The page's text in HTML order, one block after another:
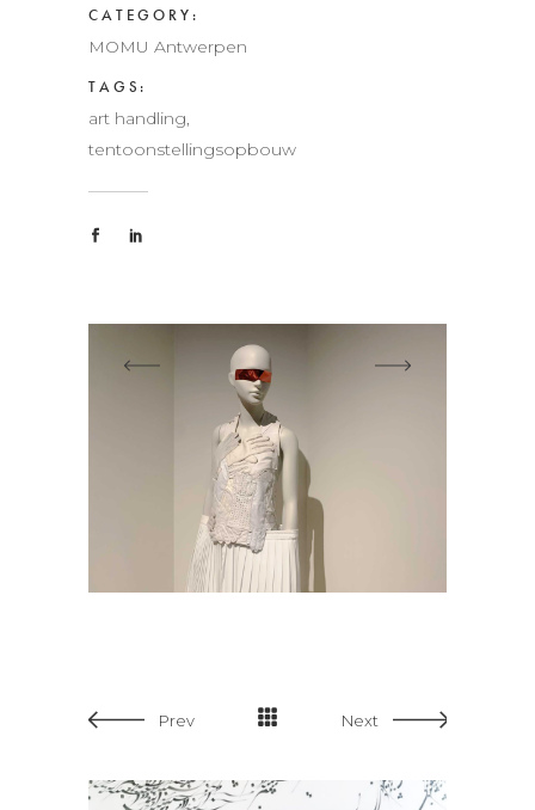
CATEGORY:
MOMU Antwerpen
TAGS:
art handling,
tentoonstellingsopbouw
Prev Next